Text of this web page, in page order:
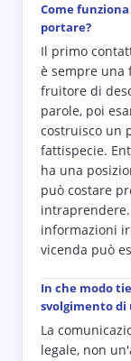
Come
portare?
Il primo
è sempre una
fruitore di
parole, poi
costruisco un
fattispecie.
ha una
può costare
informazioni
vicenda può
In che modo
svolgimento di
La
legale, non